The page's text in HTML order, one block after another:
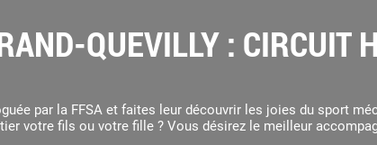
QUEVILLY : CIRCUIT
par la FFSA et faites leur découvrir les joies du sport
votre fils ou votre fille ? Vous désirez le meilleur